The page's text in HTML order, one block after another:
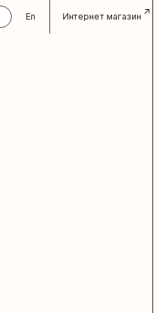
En
Интернет магазин